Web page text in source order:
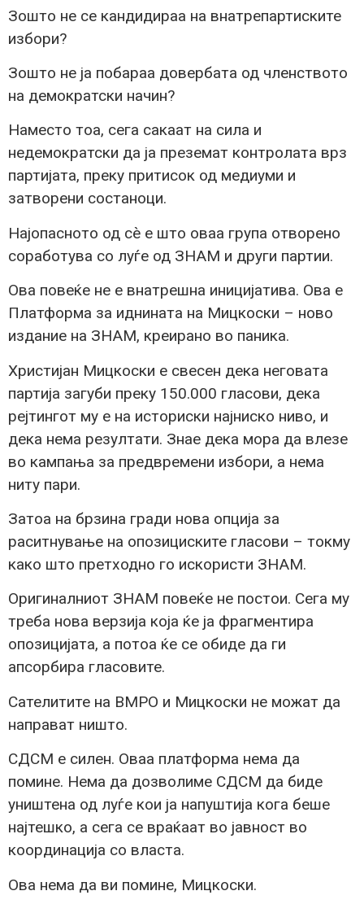
Зошто не се кандидираа на внатрепартиските
избори?
Зошто не ја побараа довербата од членството
на демократски начин?
Наместо тоа, сега сакаат на сила и
недемократски да ја преземат контролата врз
партијата, преку притисок од медиуми и
затворени состаноци.
Најопасното од сè е што оваа група отворено
соработува со луѓе од ЗНАМ и други партии.
Ова повеќе не е внатрешна иницијатива. Ова е
Платформа за иднината на Мицкоски – ново
издание на ЗНАМ, креирано во паника.
Христијан Мицкоски е свесен дека неговата
партија загуби преку 150.000 гласови, дека
рејтингот му е на историски најниско ниво, и
дека нема резултати. Знае дека мора да влезе
во кампања за предвремени избори, а нема
ниту пари.
Затоа на брзина гради нова опција за
раситнување на опозициските гласови – токму
како што претходно го искористи ЗНАМ.
Оригиналниот ЗНАМ повеќе не постои. Сега му
треба нова верзија која ќе ја фрагментира
опозицијата, а потоа ќе се обиде да ги
апсорбира гласовите.
Сателитите на ВМРО и Мицкоски не можат да
направат ништо.
СДСМ е силен. Оваа платформа нема да
помине. Нема да дозволиме СДСМ да биде
уништена од луѓе кои ја напуштија кога беше
најтешко, а сега се враќаат во јавност во
координација со власта.
Ова нема да ви помине, Мицкоски.